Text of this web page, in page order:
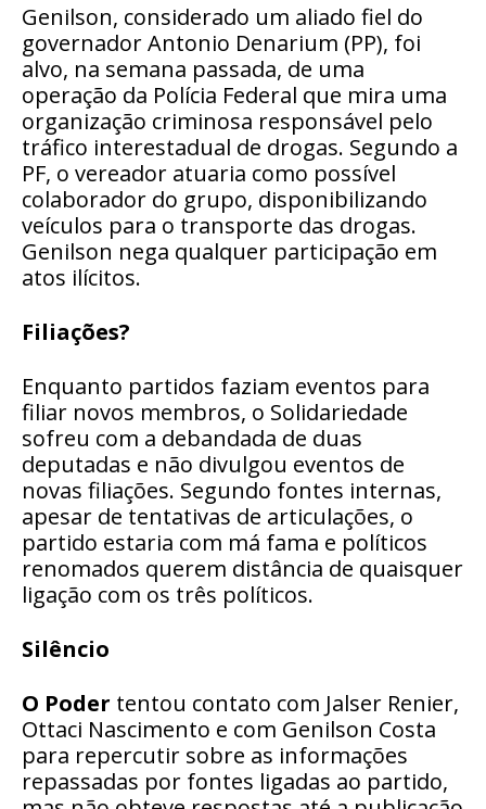
Genilson, considerado um aliado fiel do
governador Antonio Denarium (PP), foi
alvo, na semana passada, de uma
operação da Polícia Federal que mira uma
organização criminosa responsável pelo
tráfico interestadual de drogas. Segundo a
PF, o vereador atuaria como possível
colaborador do grupo, disponibilizando
veículos para o transporte das drogas.
Genilson nega qualquer participação em
atos ilícitos.
Filiações?
Enquanto partidos faziam eventos para
filiar novos membros, o Solidariedade
sofreu com a debandada de duas
deputadas e não divulgou eventos de
novas filiações. Segundo fontes internas,
apesar de tentativas de articulações, o
partido estaria com má fama e políticos
renomados querem distância de quaisquer
ligação com os três políticos.
Silêncio
O Poder tentou contato com Jalser Renier,
Ottaci Nascimento e com Genilson Costa
para repercutir sobre as informações
repassadas por fontes ligadas ao partido,